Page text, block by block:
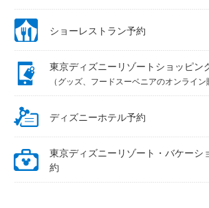
ショーレストラン予約
東京ディズニーリゾートショッピン
（グッズ、フードスーベニアのオンライン
ディズニーホテル予約
東京ディズニーリゾート・バケーシ
約